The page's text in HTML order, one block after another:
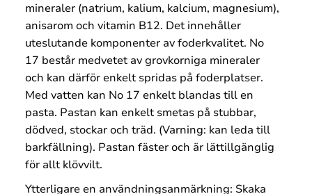
mineraler (natrium, kalium, kalcium, magnesium),
anisarom och vitamin B12. Det innehåller
uteslutande komponenter av foderkvalitet. No
17 består medvetet av grovkorniga mineraler
och kan därför enkelt spridas på foderplatser.
Med vatten kan No 17 enkelt blandas till en
pasta. Pastan kan enkelt smetas på stubbar,
dödved, stockar och träd. (Varning: kan leda till
barkfällning). Pastan fäster och är lättillgänglig
för allt klövvilt.
Ytterligare en användningsanmärkning: Skaka